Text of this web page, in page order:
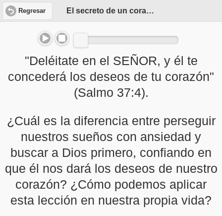
Regresar El secreto de un corazón contento
"Deléitate en el SEÑOR, y él te
concederá los deseos de tu corazón"
(Salmo 37:4).
¿Cuál es la diferencia entre perseguir
nuestros sueños con ansiedad y
buscar a Dios primero, confiando en
que él nos dará los deseos de nuestro
corazón? ¿Cómo podemos aplicar
esta lección en nuestra propia vida?